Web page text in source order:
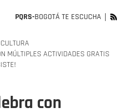
PQRS-BOGOTÁ TE ESCUCHA
CULTURA
MÚLTIPLES ACTIVIDADES GRATIS
con